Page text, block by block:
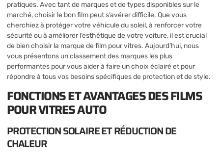
pratiques. Avec tant de marques et de types disponibles sur le
marché, choisir le bon film peut s’avérer difficile. Que vous
cherchiez à protéger votre véhicule du soleil, à renforcer votre
sécurité ou à améliorer l’esthétique de votre voiture, il est crucial
de bien choisir la marque de film pour vitres. Aujourd’hui, nous
vous présentons un classement des marques les plus
performantes pour vous aider à faire un choix éclairé et pour
répondre à tous vos besoins spécifiques de protection et de style.
FONCTIONS ET AVANTAGES DES FILMS
POUR VITRES AUTO
PROTECTION SOLAIRE ET RÉDUCTION DE
CHALEUR